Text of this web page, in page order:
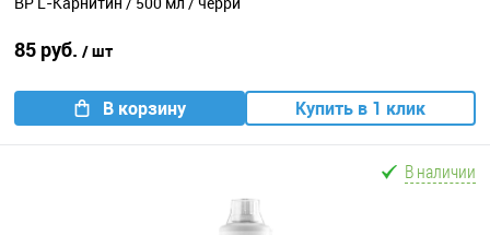
85 руб. / шт
В корзину Купить в 1 клик
В наличии